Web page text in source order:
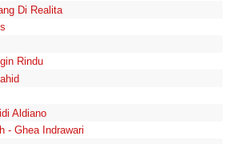
Di Realita
Rindu
Aldiano
- Ghea Indrawari